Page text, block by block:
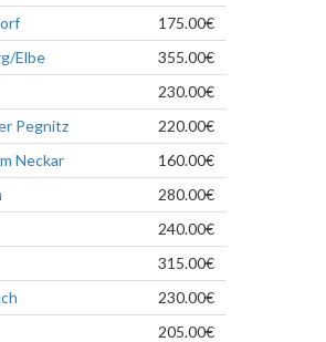
175.00€
Elbe
355.00€
230.00€
Pegnitz
220.00€
Neckar
160.00€
280.00€
240.00€
315.00€
230.00€
205.00€